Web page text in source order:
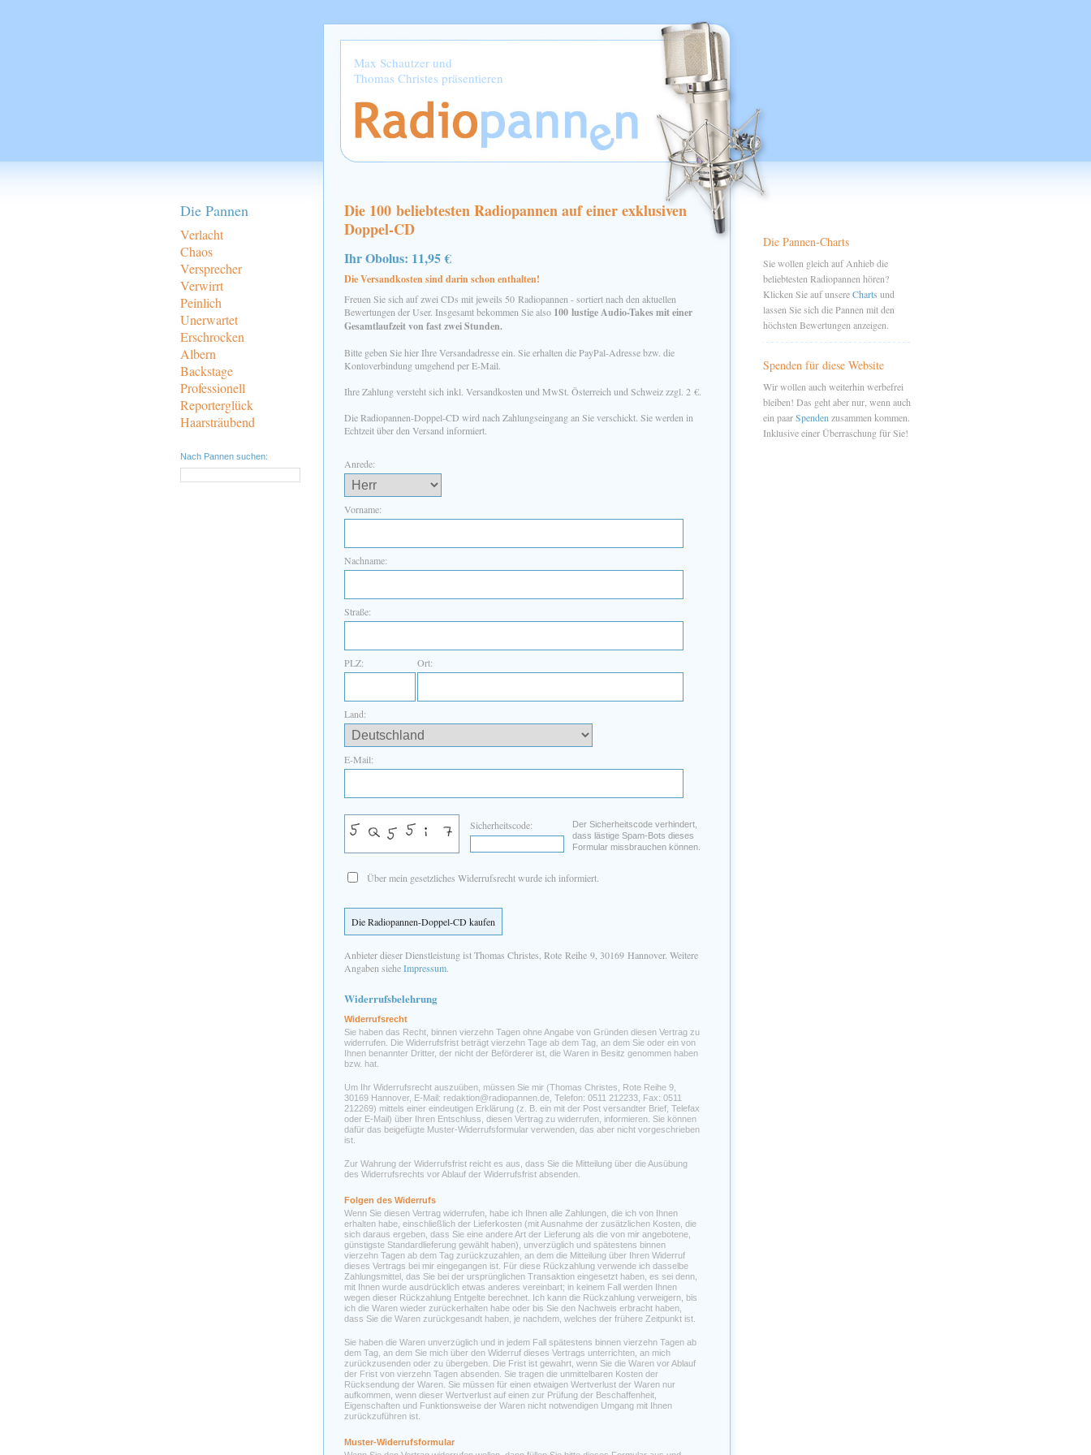
Die Pannen
Verlacht
Chaos
Versprecher
Verwirrt
Peinlich
Unerwartet
Erschrocken
Albern
Backstage
Professionell
Reporterglück
Haarsträubend
Nach Pannen suchen:
Max Schautzer und
Thomas Christes präsentieren
Die 100 beliebtesten Radiopannen auf einer exklusiven
Doppel-CD
Ihr Obolus: 11,95 €
Die Versandkosten sind darin schon enthalten!
Freuen Sie sich auf zwei CDs mit jeweils 50 Radiopannen - sortiert nach den aktuellen
Bewertungen der User. Insgesamt bekommen Sie also 100 lustige Audio-Takes mit einer
Gesamtlaufzeit von fast zwei Stunden.
Bitte geben Sie hier Ihre Versandadresse ein. Sie erhalten die PayPal-Adresse bzw. die
Kontoverbindung umgehend per E-Mail.
Ihre Zahlung versteht sich inkl. Versandkosten und MwSt. Österreich und Schweiz zzgl. 2 €.
Die Radiopannen-Doppel-CD wird nach Zahlungseingang an Sie verschickt. Sie werden in
Echtzeit über den Versand informiert.
Anrede:
Vorname:
Nachname:
Straße:
PLZ: Ort:
Land:
E-Mail:
Sicherheitscode:
Der Sicherheitscode verhindert,
dass lästige Spam-Bots dieses
Formular missbrauchen können.
Über mein gesetzliches Widerrufsrecht wurde ich informiert.
Anbieter dieser Dienstleistung ist Thomas Christes, Rote Reihe 9, 30169 Hannover. Weitere
Angaben sieheImpressum
Widerrufsbelehrung
Widerrufsrecht
Sie haben das Recht, binnen vierzehn Tagen ohne Angabe von Gründen diesen Vertrag zu
widerrufen. Die Widerrufsfrist beträgt vierzehn Tage ab dem Tag, an dem Sie oder ein von
Ihnen benannter Dritter, der nicht der Beförderer ist, die Waren in Besitz genommen haben
bzw. hat.
Um Ihr Widerrufsrecht auszuüben, müssen Sie mir (Thomas Christes, Rote Reihe 9,
30169 Hannover, E-Mail: redaktion@radiopannen.de, Telefon: 0511 212233, Fax: 0511
212269) mittels einer eindeutigen Erklärung (z. B. ein mit der Post versandter Brief, Telefax
oder E-Mail) über Ihren Entschluss, diesen Vertrag zu widerrufen, informieren. Sie können
dafür das beigefügte Muster-Widerrufsformular verwenden, das aber nicht vorgeschrieben
ist.
Zur Wahrung der Widerrufsfrist reicht es aus, dass Sie die Mitteilung über die Ausübung
des Widerrufsrechts vor Ablauf der Widerrufsfrist absenden.
Folgen des Widerrufs
Wenn Sie diesen Vertrag widerrufen, habe ich Ihnen alle Zahlungen, die ich von Ihnen
erhalten habe, einschließlich der Lieferkosten (mit Ausnahme der zusätzlichen Kosten, die
sich daraus ergeben, dass Sie eine andere Art der Lieferung als die von mir angebotene,
günstigste Standardlieferung gewählt haben), unverzüglich und spätestens binnen
vierzehn Tagen ab dem Tag zurückzuzahlen, an dem die Mitteilung über Ihren Widerruf
dieses Vertrags bei mir eingegangen ist. Für diese Rückzahlung verwende ich dasselbe
Zahlungsmittel, das Sie bei der ursprünglichen Transaktion eingesetzt haben, es sei denn,
mit Ihnen wurde ausdrücklich etwas anderes vereinbart; in keinem Fall werden Ihnen
wegen dieser Rückzahlung Entgelte berechnet. Ich kann die Rückzahlung verweigern, bis
ich die Waren wieder zurückerhalten habe oder bis Sie den Nachweis erbracht haben,
dass Sie die Waren zurückgesandt haben, je nachdem, welches der frühere Zeitpunkt ist.
Sie haben die Waren unverzüglich und in jedem Fall spätestens binnen vierzehn Tagen ab
dem Tag, an dem Sie mich über den Widerruf dieses Vertrags unterrichten, an mich
zurückzusenden oder zu übergeben. Die Frist ist gewahrt, wenn Sie die Waren vor Ablauf
der Frist von vierzehn Tagen absenden. Sie tragen die unmittelbaren Kosten der
Rücksendung der Waren. Sie müssen für einen etwaigen Wertverlust der Waren nur
aufkommen, wenn dieser Wertverlust auf einen zur Prüfung der Beschaffenheit,
Eigenschaften und Funktionsweise der Waren nicht notwendigen Umgang mit Ihnen
zurückzuführen ist.
Muster-Widerrufsformular
Die Pannen-Charts
Sie wollen gleich auf Anhieb die
beliebtesten Radiopannen hören?
Klicken Sie auf unsereCharts und
lassen Sie sich die Pannen mit den
höchsten Bewertungen anzeigen.
Spenden für diese Website
Wir wollen auch weiterhin werbefrei
bleiben! Das geht aber nur, wenn auch
ein paarSpenden zusammen kommen.
Inklusive einer Überraschung für Sie!